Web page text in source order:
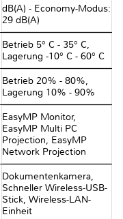
dB(A) - Economy-Modus:
29 dB(A)
Betrieb 5° C - 35° C,
Lagerung -10° C - 60° C
Betrieb 20% - 80%,
Lagerung 10% - 90%
EasyMP Monitor,
EasyMP Multi PC
Projection, EasyMP
Network Projection
Dokumentenkamera,
Schneller Wireless-USB-
Stick, Wireless-LAN-
Einheit